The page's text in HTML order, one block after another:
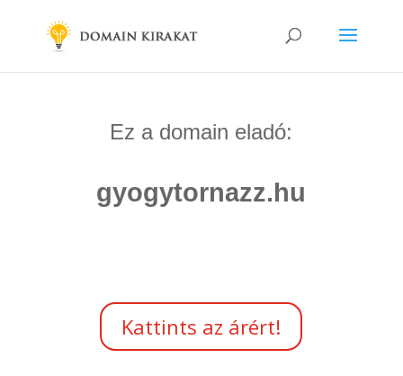
Ez a domain eladó:
gyogytornazz.hu
Kattints az árért!